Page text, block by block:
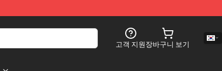
고객 지원장바구니 보기